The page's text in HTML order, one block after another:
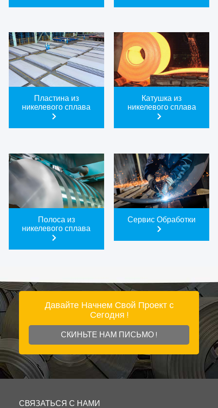
Пластина из
никелевого сплава
Катушка из
никелевого сплава
Полоса из
никелевого сплава
Сервис Обработки
Давайте Начнем Свой Проект с
Сегодня !
СКИНЬТЕ НАМ ПИСЬМО !
СВЯЗАТЬСЯ С НАМИ